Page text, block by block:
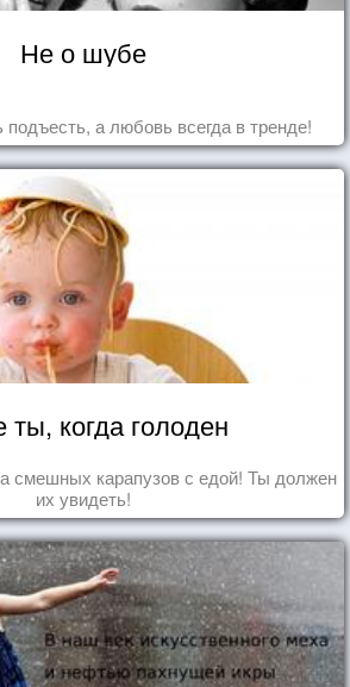
Не о шубе
а любовь всегда в тренде!
ты, когда голоден
смешных карапузов с едой! Ты должен
их увидеть!